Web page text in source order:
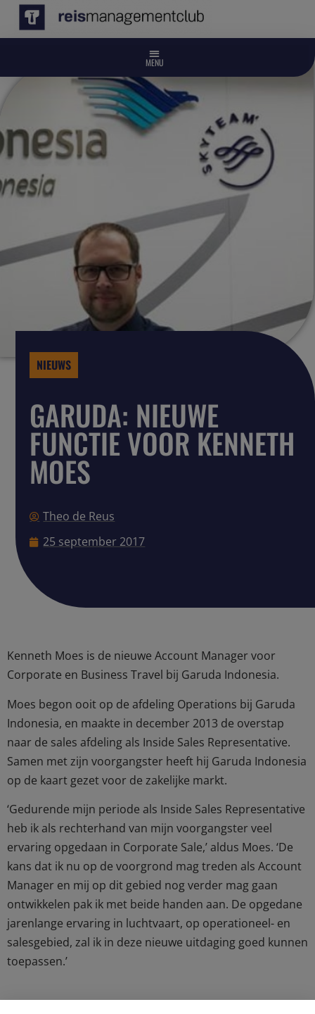
NIEUWS
GARUDA: NIEUWE
FUNCTIE VOOR KENNETH
MOES
Theo de Reus
25 september 2017
Kenneth Moes is de nieuwe Account Manager voor
Corporate en Business Travel bij Garuda Indonesia.
Moes begon ooit op de afdeling Operations bij Garuda
Indonesia, en maakte in december 2013 de overstap
naar de sales afdeling als Inside Sales Representative.
Samen met zijn voorgangster heeft hij Garuda Indonesia
op de kaart gezet voor de zakelijke markt.
‘Gedurende mijn periode als Inside Sales Representative
heb ik als rechterhand van mijn voorgangster veel
ervaring opgedaan in Corporate Sale,’ aldus Moes. ‘De
kans dat ik nu op de voorgrond mag treden als Account
Manager en mij op dit gebied nog verder mag gaan
ontwikkelen pak ik met beide handen aan. De opgedane
jarenlange ervaring in luchtvaart, op operationeel- en
salesgebied, zal ik in deze nieuwe uitdaging goed kunnen
toepassen.’